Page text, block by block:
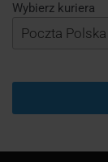
Wybierz kuriera